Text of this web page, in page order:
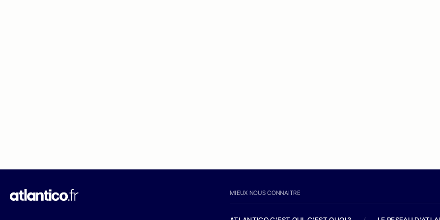
MIEUX NOUS CONNAITRE